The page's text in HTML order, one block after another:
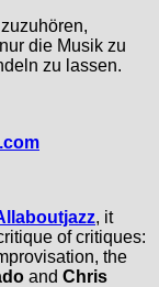
die Musik zu
zu lassen.
, it
of critiques:
the
and Chris